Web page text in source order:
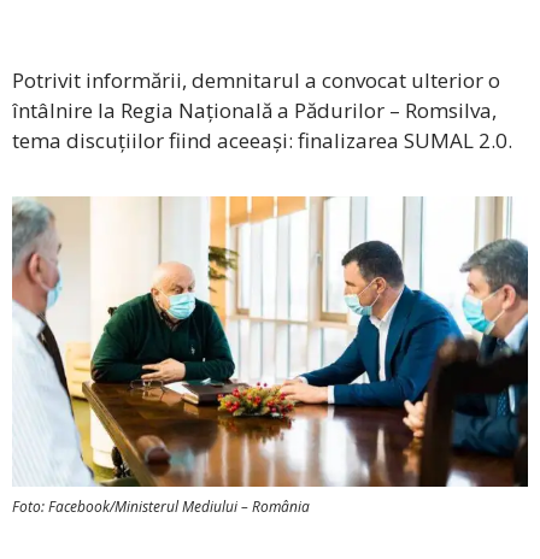
Potrivit informării, demnitarul a convocat ulterior o
întâlnire la Regia Națională a Pădurilor – Romsilva,
tema discuțiilor fiind aceeași: finalizarea SUMAL 2.0.
Foto: Facebook/Ministerul Mediului – România